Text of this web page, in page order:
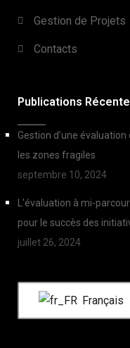
Gestion de Projets
Contacts
Publications
Gestion d’une
les zones fragiles
septembre 10, 2024
L'évaluation à mi-
pour le succès des
juillet 26, 2024
Français